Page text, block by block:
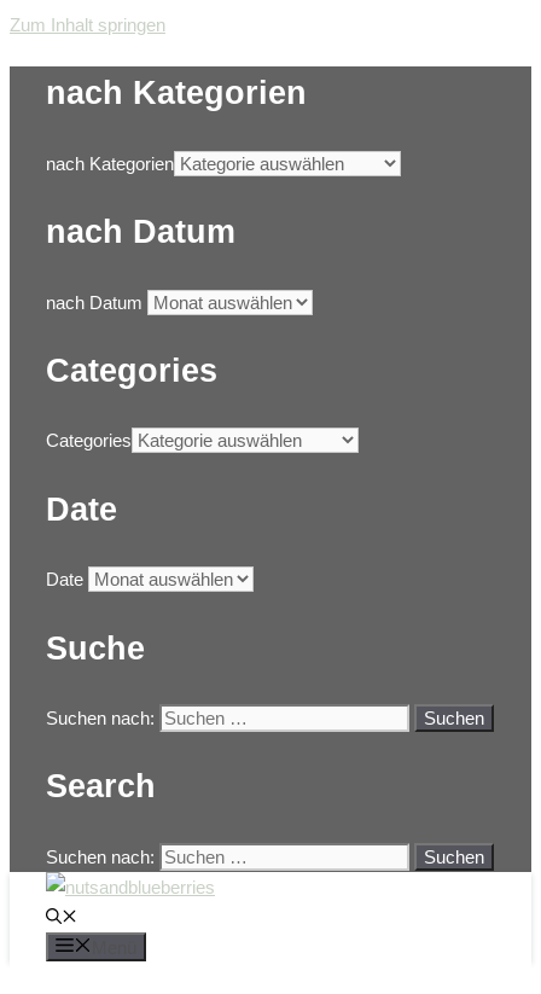
Zum Inhalt springen
nach Kategorien
nach Kategorien
nach Datum
nach Datum
Categories
Categories
Date
Date
Suche
Suchen nach:
Search
Suchen nach: